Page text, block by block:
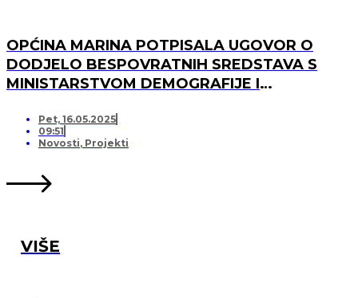
OPĆINA MARINA POTPISALA UGOVOR O
DODJELO BESPOVRATNIH SREDSTAVA S
MINISTARSTVOM DEMOGRAFIJE I
OPREMANJA DJEČJEG IGRALIŠTA U
SVINCIMA
Pet, 16.05.2025
09:51
Novosti, Projekti
VIŠE